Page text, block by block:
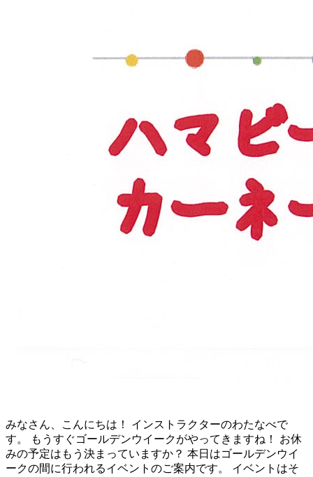
みなさん、こんにちは！ インストラクターのわたなべで
す。 もうすぐゴールデンウイークがやってきますね！ お休
みの予定はもう決まっていますか？ 本日はゴールデンウイ
ークの間に行われるイベントのご案内です。 イベントはそ